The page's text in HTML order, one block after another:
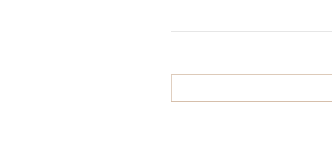
패밀리(Family)의 합성어로 반려동물